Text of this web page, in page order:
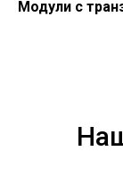
Модули с